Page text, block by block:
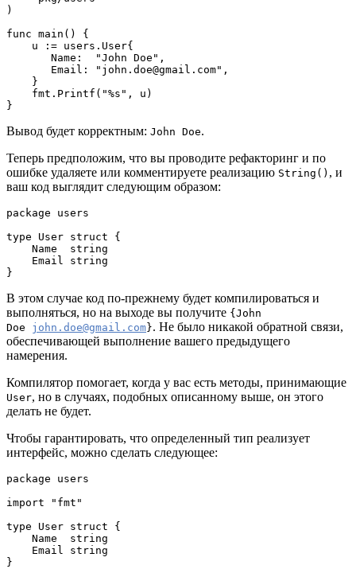
)
func main() {
    u := users.User{
       Name:  "John Doe",
       Email: "john.doe@gmail.com",
    }
    fmt.Printf("%s", u)
}
Вывод будет корректным: John Doe.
Теперь предположим, что вы проводите рефакторинг и по
ошибке удаляете или комментируете реализацию String() , и
ваш код выглядит следующим образом:
package users
type User struct {
}
В этом случае код по-прежнему будет компилироваться и
выполняться, но на выходе вы получите {John
Doe john.doe@gmail.com}. Не было никакой обратной связи,
обеспечивающей выполнение вашего предыдущего
намерения.
Компилятор помогает, когда у вас есть методы, принимающие
User, но в случаях, подобных описанному выше, он этого
делать не будет.
Чтобы гарантировать, что определенный тип реализует
интерфейс, можно сделать следующее:
package users
import "fmt"
type User struct {
    Name  string
    Email string
}